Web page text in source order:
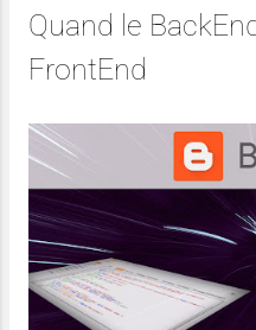
Quand le
FrontEnd